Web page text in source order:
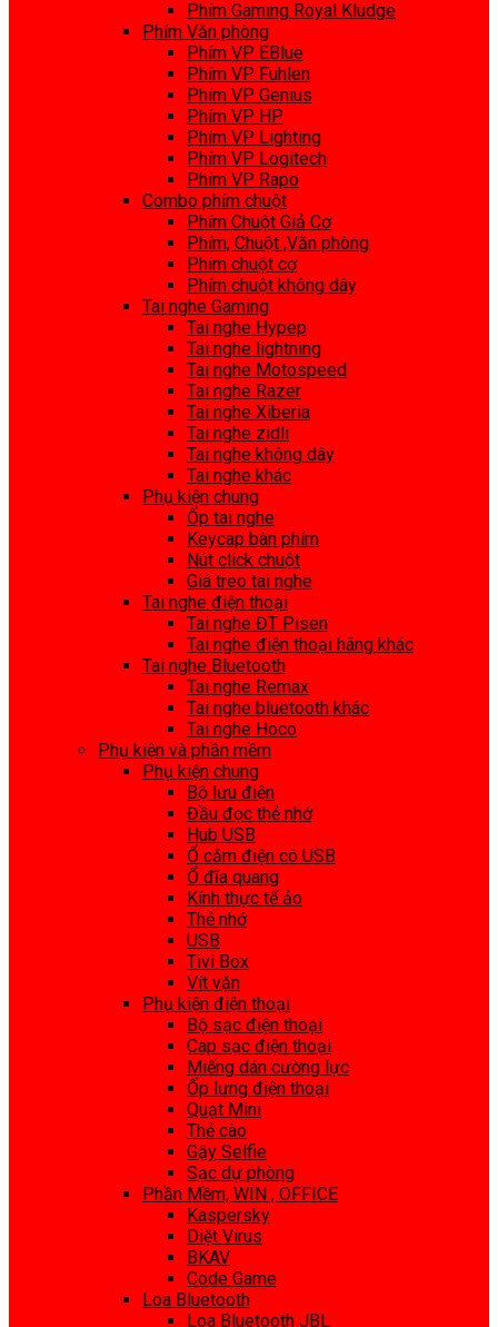
Phím Gaming Royal Kludge
Phím Văn phòng
Phím VP EBlue
Phím VP Fuhlen
Phím VP Genius
Phím VP HP
Phím VP Lighting
Phím VP Logitech
Phím VP Rapo
Combo phím chuột
Phím Chuột Giả Cơ
Phím, Chuột ,Văn phòng
Phím chuột cơ
Phím chuột không dây
Tai nghe Gaming
Tai nghe Hypep
Tai nghe lightning
Tai nghe Motospeed
Tai nghe Razer
Tai nghe Xiberia
Tai nghe zidli
Tai nghe không dây
Tai nghe khác
Phụ kiện chung
Ốp tai nghe
Keycap bàn phím
Nút click chuột
Giá treo tai nghe
Tai nghe điện thoại
Tai nghe ĐT Pisen
Tai nghe điện thoại hãng khác
Tai nghe Bluetooth
Tai nghe Remax
Tai nghe bluetooth khác
Tai nghe Hoco
Phụ kiện và phần mềm
Phụ kiện chung
Bộ lưu điện
Đầu đọc thẻ nhớ
Hub USB
Ổ cắm điện có USB
Ổ đĩa quang
Kính thực tế ảo
Thẻ nhớ
USB
Tivi Box
Vít vặn
Phụ kiện điện thoại
Bộ sạc điện thoại
Cap sạc điện thoại
Miếng dán cường lực
Ốp lưng điện thoại
Quạt Mini
Thẻ cào
Gậy Selfie
Sạc dự phòng
Phần Mềm, WIN , OFFICE
Kaspersky
Diệt Virus
BKAV
Code Game
Loa Bluetooth
Loa Bluetooth JBL